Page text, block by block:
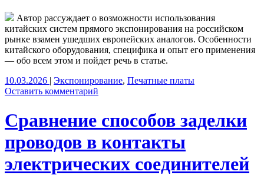
Автор рассуждает о возможности использования
китайских систем прямого экспонирования на российском
рынке взамен ушедших европейских аналогов. Особенности
китайского оборудования, специфика и опыт его применения
— обо всем этом и пойдет речь в статье.
10.03.2026 | Экспонирование, Печатные платы
Оставить комментарий
Сравнение способов заделки
проводов в контакты
электрических соединителей